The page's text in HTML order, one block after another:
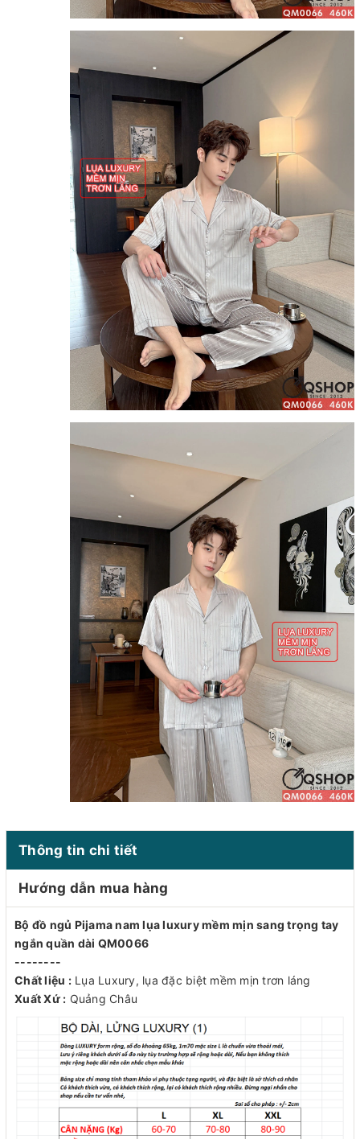
Thông tin chi tiết
Hướng dẫn mua hàng
Bộ đồ ngủ Pijama nam lụa luxury mềm mịn sang trọng tay
ngắn quần dài QM0066
--------
Chất liệu :Lụa Luxury, lụa đặc biệt mềm mịn trơn láng
Xuất Xứ : Quảng Châu